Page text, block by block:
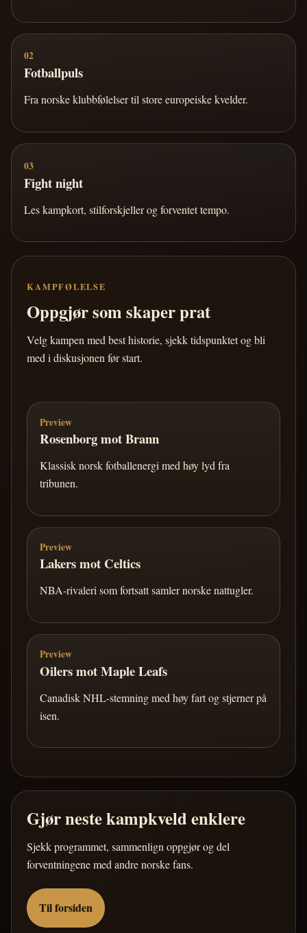
02
Fotballpuls
Fra norske klubbfølelser til store europeiske kvelder.
03
Fight night
Les kampkort, stilforskjeller og forventet tempo.
KAMPFØLELSE
Oppgjør som skaper prat
Velg kampen med best historie, sjekk tidspunktet og bli
med i diskusjonen før start.
Preview
Rosenborg mot Brann
Klassisk norsk fotballenergi med høy lyd fra
tribunen.
Preview
Lakers mot Celtics
NBA-rivaleri som fortsatt samler norske nattugler.
Preview
Oilers mot Maple Leafs
Canadisk NHL-stemning med høy fart og stjerner på
isen.
Gjør neste kampkveld enklere
Sjekk programmet, sammenlign oppgjør og del
forventningene med andre norske fans.
Til forsiden